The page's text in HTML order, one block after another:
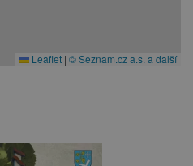
Leaflet | © Seznam.cz a.s. a další